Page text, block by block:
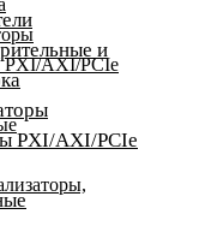
AXI/PCIe
и
PXI/AXI/PCIe